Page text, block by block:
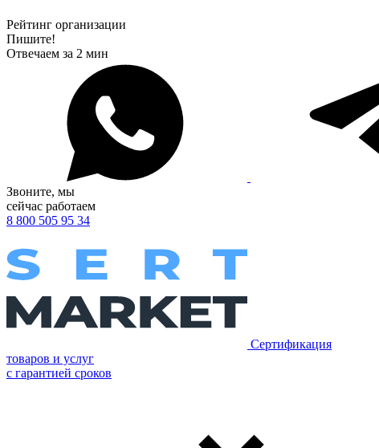
Рейтинг организации
Пишите!
Отвечаем за 2 мин
Звоните, мы
сейчас работаем
8 800 505 95 34
Сертификация
товаров и услуг
с гарантией сроков